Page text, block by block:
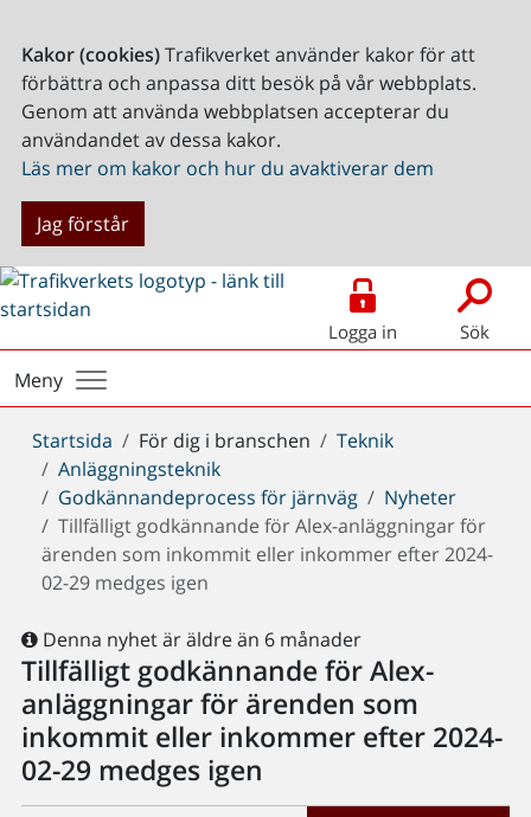
Kakor (cookies)Trafikverket använder kakor för att
förbättra och anpassa ditt besök på vår webbplats.
Genom att använda webbplatsen accepterar du
användandet av dessa kakor.
Läs mer om kakor och hur du avaktiverar dem
Jag förstår
Logga in Sök
Meny
Du
är
här:
Startsida För dig i branschen
Teknik
Anläggningsteknik
Godkännandeprocess för järnväg
Nyheter
Tillfälligt godkännande för Alex-anläggningar för
ärenden som inkommit eller inkommer efter 2024-
02-29 medges igen
Denna nyhet är äldre än 6 månader
Tillfälligt godkännande för Alex-
anläggningar för ärenden som
inkommit eller inkommer efter 2024-
02-29 medges igen